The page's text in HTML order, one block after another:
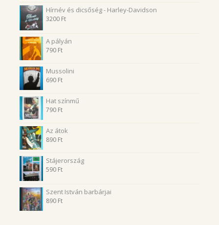
Hírnév és dicsőség - Harley-Davidson
3200 Ft
A pályán
790 Ft
Mussolini
690 Ft
Hat színmű
790 Ft
Az átok
890 Ft
Stájerország
590 Ft
Szent István barbárjai
890 Ft